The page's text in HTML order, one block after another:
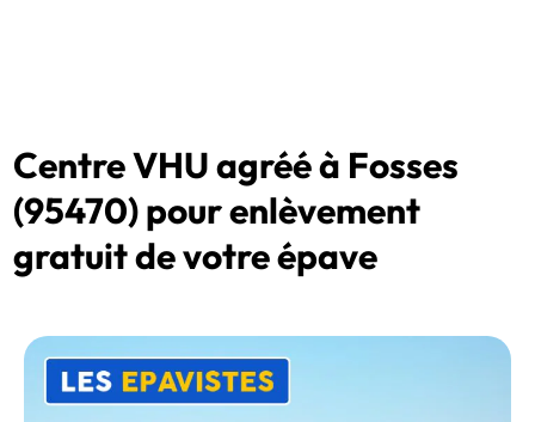
Centre VHU agréé à Fosses
(95470) pour enlèvement
gratuit de votre épave